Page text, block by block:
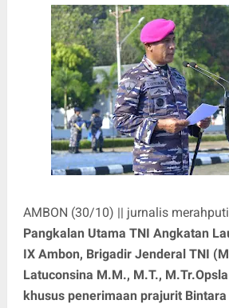
AMBON (30/10) || jurnalis
Pangkalan Utama TNI Angkatan
IX Ambon, Brigadir Jenderal TNI
Latuconsina M.M., M.T.,
khusus penerimaan prajurit Bintara